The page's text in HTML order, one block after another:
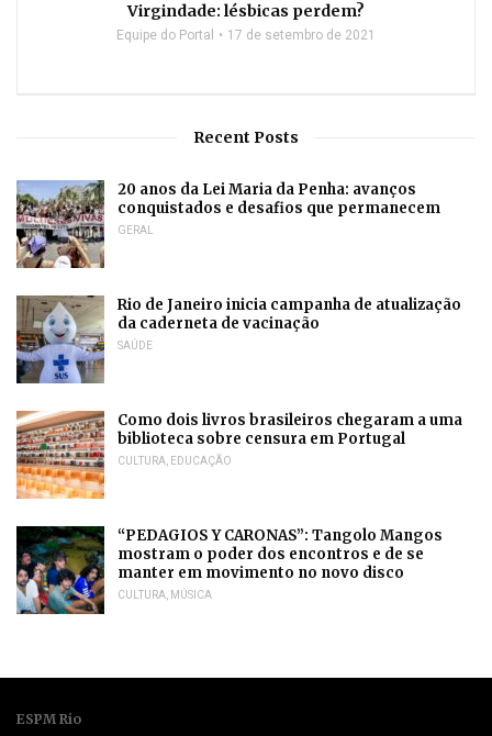
Virgindade: lésbicas perdem?
Equipe do Portal 17 de setembro de 2021
Recent Posts
20 anos da Lei Maria da Penha: avanços
conquistados e desafios que permanecem
GERAL
Rio de Janeiro inicia campanha de atualização
da caderneta de vacinação
SAÚDE
Como dois livros brasileiros chegaram a uma
biblioteca sobre censura em Portugal
CULTURA, EDUCAÇÃO
“PEDAGIOS Y CARONAS”: Tangolo Mangos
mostram o poder dos encontros e de se
manter em movimento no novo disco
CULTURA, MÚSICA
ESPM Rio